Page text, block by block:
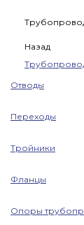
Назад
Отводы
Переходы
Тройники
Фланцы
Опоры